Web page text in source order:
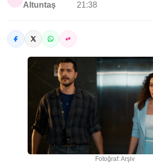
Altuntaş
21:38
Fotoğraf: Arşiv